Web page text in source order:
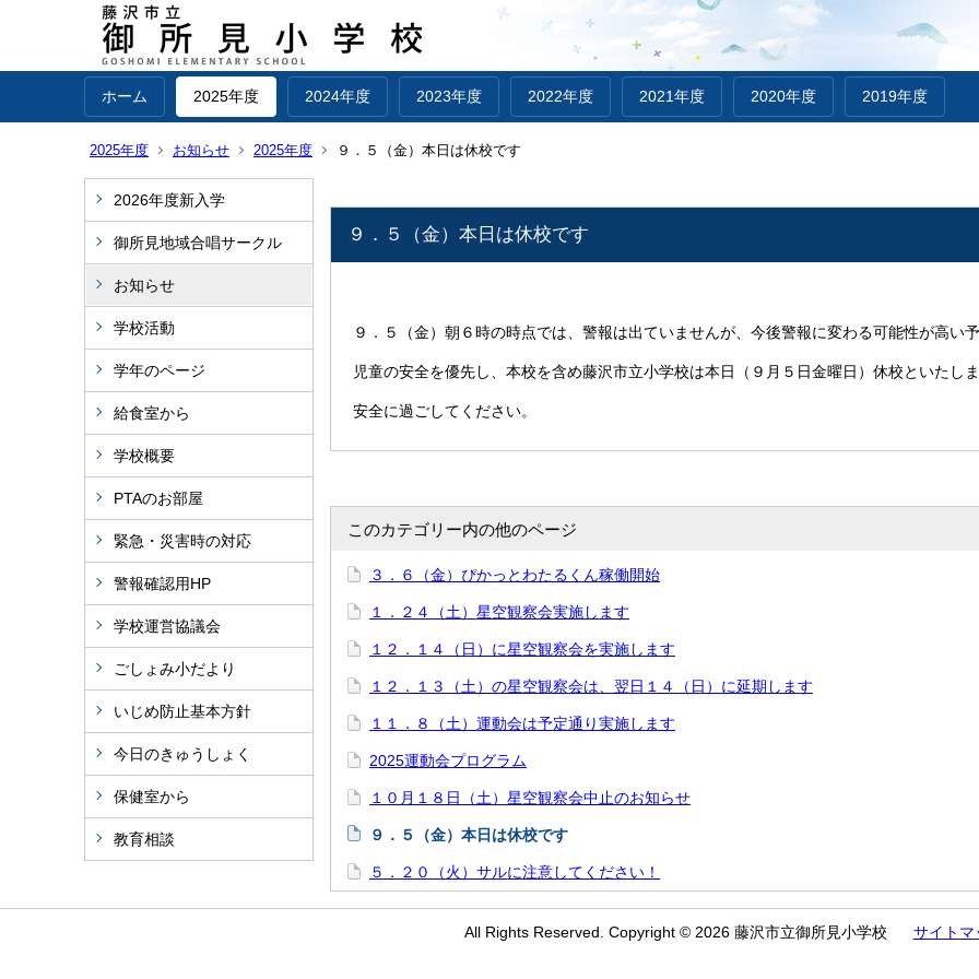
ホーム 2025年度 2024年度 2023年度 2022年度 2021年度 2020年度 2019年度
2025年度 お知らせ 2025年度 ９．５（金）本日は休校です
2026年度新入学
御所見地域合唱サークル
お知らせ
学校活動
学年のページ
給食室から
学校概要
PTAのお部屋
緊急・災害時の対応
警報確認用HP
学校運営協議会
ごしょみ小だより
いじめ防止基本方針
今日のきゅうしょく
保健室から
教育相談
９．５（金）本日は休校です
９．５（金）朝６時の時点では、警報は出ていませんが、今後警報に変わる可能性が高い
児童の安全を優先し、本校を含め藤沢市立小学校は本日（９月５日金曜日）休校といたし
安全に過ごしてください。
このカテゴリー内の他のページ
３．６（金）ぴかっとわたるくん稼働開始
１．２４（土）星空観察会実施します
１２．１４（日）に星空観察会を実施します
１２．１３（土）の星空観察会は、翌日１４（日）に延期します
１１．８（土）運動会は予定通り実施します
2025運動会プログラム
１０月１８日（土）星空観察会中止のお知らせ
９．５（金）本日は休校です
５．２０（火）サルに注意してください！
All Rights Reserved. Copyright © 2026 藤沢市立御所見小学校 サイトマ